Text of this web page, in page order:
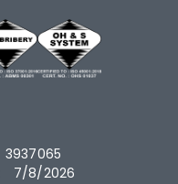
3937065
7/8/2026